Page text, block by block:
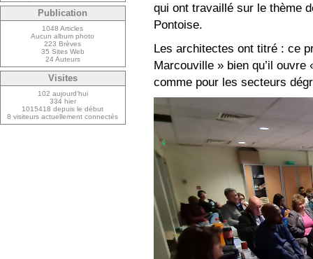
qui ont travaillé sur le thème
Pontoise.
Les architectes ont titré : ce
Marcouville » bien qu’il
comme pour les secteurs
Publication
1048 Articles
Aucun album photo
223 Brèves
35 Sites Web
24 Auteurs
Visites
102 aujourd’hui
334 hier
1015418 depuis le début
8 visiteurs actuellement connectés